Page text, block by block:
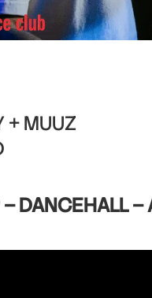
+ MUUZ
DANCEHALL –